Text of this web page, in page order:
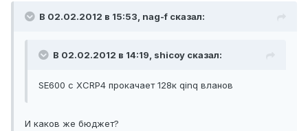
В 02.02.2012 в 15:53, nag-f сказал:
В 02.02.2012 в 14:19, shicoy сказал:
SE600 c XCRP4 прокачает 128к qinq вланов
И каков же бюджет?